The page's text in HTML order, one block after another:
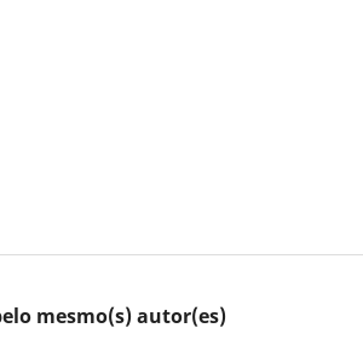
mesmo(s) autor(es)